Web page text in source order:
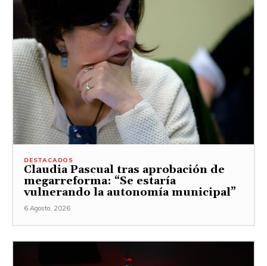
DESTACADOS
Claudia Pascual tras aprobación de
megarreforma: “Se estaría
vulnerando la autonomía municipal”
6 Agosto, 2026